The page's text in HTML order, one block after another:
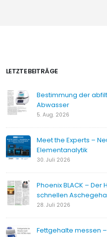
LETZTE BEITRÄGE
Bestimmung der
Abwasser
5. Aug. 2026
Meet the Experts –
Elementanalytik
30. Juli 2026
Phoenix BLACK –
schnellen
28. Juli 2026
Fettgehalte messen